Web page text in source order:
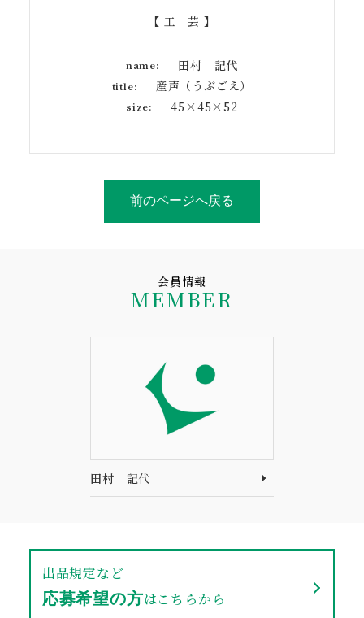
【 工 芸 】
name: 田村 記代
title: 産声（うぶごえ）
size: 45×45×52
前のページへ戻る
会員情報
MEMBER
田村 記代
出品規定など
応募希望の方はこちらから